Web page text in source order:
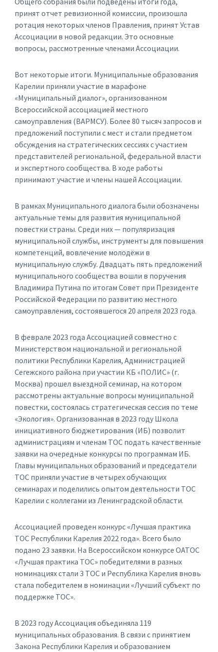
принят отчет ревизионной комиссии, произошла
ротация некоторых членов Правления, принят Устав
Ассоциации в новой редакции. Это основные
вопросы, рассмотренные членами Ассоциации.
Вот некоторые итоги. Муниципальные образования
Карелии приняли участие в марафоне
«Муниципальный диалог», организованном
Всероссийской ассоциацией местного
самоуправления (ВАРМСУ). Более 80 тысяч запросов и
предложений поступили с мест и стали предметом
обсуждения на стратегических сессиях с участием
представителей региональной, федеральной власти
и экспертного сообщества. В ходе работы
принимают участие и члены нашей Ассоциации.
В рамках Муниципального диалога были обозначены
актуальные темы для развития муниципальной
повестки страны. Среди них — популяризация
муниципальной службы, инструменты для повышения
компетенций, вовлечение молодёжи в
муниципальную службу. Двадцать пять предложений
муниципального сообщества вошли в поручения
Владимира Путина по итогам Совет при Президенте
Российской Федерации по развитию местного
самоуправления, состоявшегося 20 апреля 2023 года.
В феврале 2023 года Ассоциацией совместно с
Министерством национальной и региональной
политики Республики Карелия, Администрацией
Сегежского района при участии КБ «ПОЛИС» (г.
Москва) прошел выездной семинар, на котором
рассмотрены актуальные вопросы муниципальной
повестки, состоялась стратегическая сессия по теме
«Экология». Организованная в 2023 году Школа
инициативного бюджетирования (ИБ) позволит
администрациям и членам ТОС подать качественные
заявки на очередные конкурсы по программам ИБ.
Главы муниципальных образований и председатели
ТОС приняли участие в четырех обучающих
семинарах и поделились опытом деятельности ТОС
Карелии с коллегами из Ленинградской области.
Ассоциацией проведен конкурс «Лучшая практика
ТОС Республики Карелия 2022 года». Всего было
подано 23 заявки. На Всероссийском конкурсе ОАТОС
«Лучшая практика ТОС» победителями в разных
номинациях стали 3 ТОС и Республика Карелия вновь
стала победителем в номинации «Лучший субъект по
поддержке ТОС».
В 2023 году Ассоциация объединяла 119
муниципальных образования. В связи с принятием
Закона Республики Карелия и образованием